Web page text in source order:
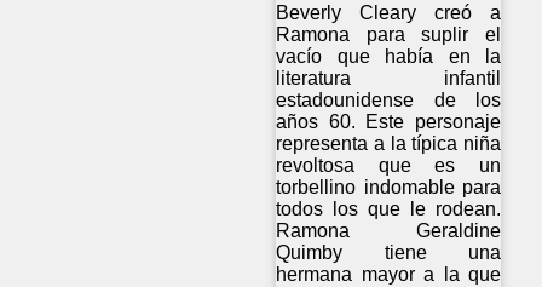
Beverly Cleary creó a
Ramona para suplir el
vacío que había en la
literatura infantil
estadounidense de los
años 60. Este personaje
representa a la típica niña
revoltosa que es un
torbellino indomable para
todos los que le rodean.
Ramona Geraldine
Quimby tiene una
hermana mayor a la que